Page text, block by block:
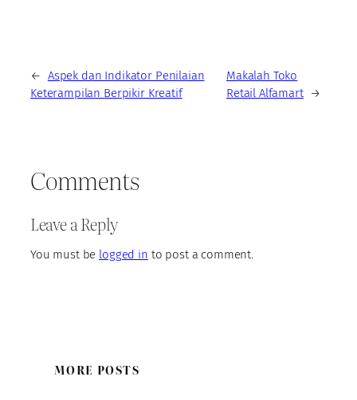
← Aspek dan Indikator Penilaian
Keterampilan Berpikir Kreatif
Makalah Toko
Retail Alfamart →
Comments
Leave a Reply
You must be logged in to post a comment.
MORE POSTS